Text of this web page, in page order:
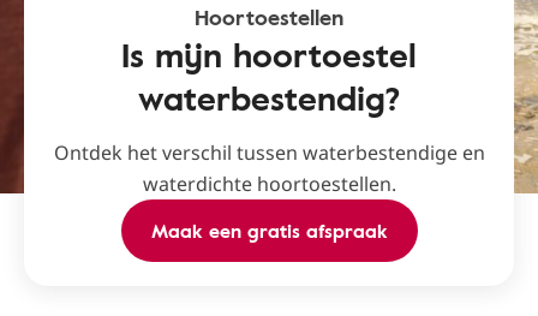
Hoortoestellen
Is mijn hoortoestel
waterbestendig?
Ontdek het verschil tussen waterbestendige en
waterdichte hoortoestellen.
Maak een gratis afspraak